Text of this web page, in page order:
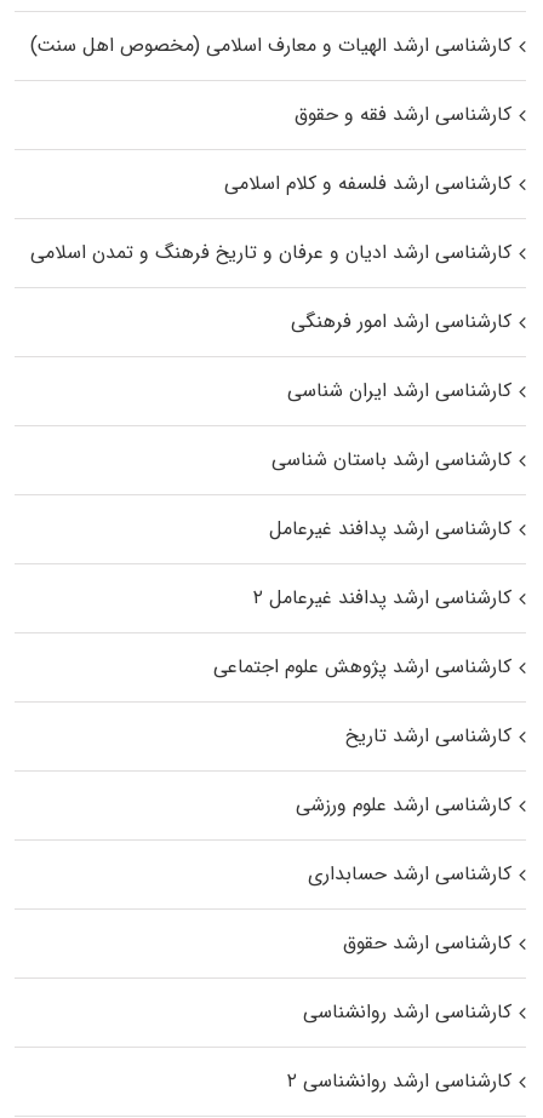
کارشناسی ارشد الهیات و معارف اسلامی (مخصوص اهل سنت)
کارشناسی ارشد فقه و حقوق
کارشناسی ارشد فلسفه و کلام اسلامی
کارشناسی ارشد ادیان و عرفان و تاریخ فرهنگ و تمدن اسلامی
کارشناسی ارشد امور فرهنگی
کارشناسی ارشد ایران شناسی
کارشناسی ارشد باستان شناسی
کارشناسی ارشد پدافند غیرعامل
کارشناسی ارشد پدافند غیرعامل ۲
کارشناسی ارشد پژوهش علوم اجتماعی
کارشناسی ارشد تاریخ
کارشناسی ارشد علوم ورزشی
کارشناسی ارشد حسابداری
کارشناسی ارشد حقوق
کارشناسی ارشد روانشناسی
کارشناسی ارشد روانشناسی ۲